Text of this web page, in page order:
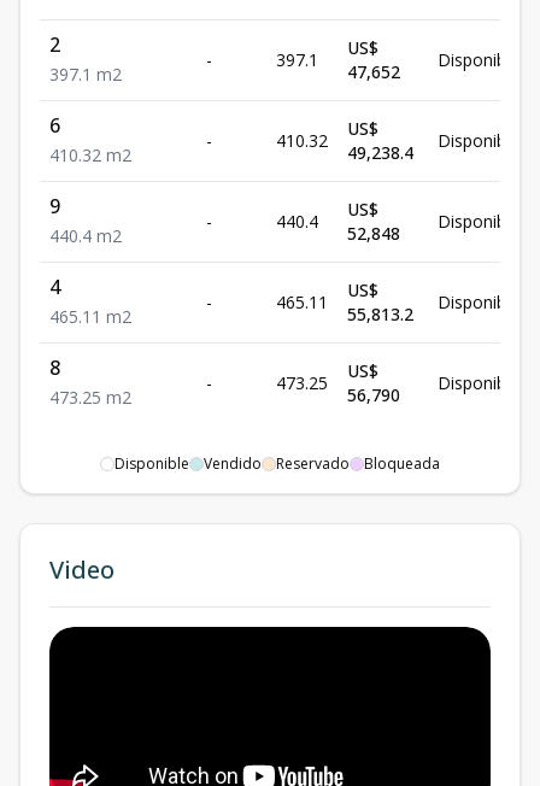
2
397.1 m2
- 397.1
US$
47,652
Disponible
6
410.32 m2
- 410.32
US$
49,238.4
Disponible
9
440.4 m2
- 440.4
US$
52,848
Disponible
4
465.11 m2
- 465.11
US$
55,813.2
Disponible
8
473.25 m2
- 473.25
US$
56,790
Disponible
Disponible Vendido Reservado Bloqueada
Video